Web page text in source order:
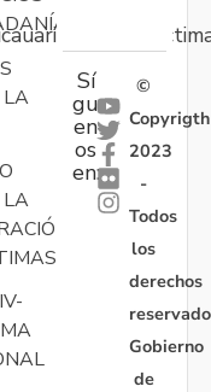
LA
LA
Sí
gu
en
os
en:
©
Copyrigth
2023
-
Todos
los
derechos
Gobierno
de